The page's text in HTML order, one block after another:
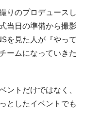
りのプロデュースし
当日の準備から撮影
を見た人が『やって
ームになっていきた
トだけではなく、
としたイベントでも